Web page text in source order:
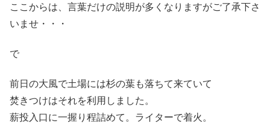
ここからは、言葉だけの説明が多くなりますがご了承下さ
いませ・・・
で
前日の大風で土場には杉の葉も落ちて来ていて
焚きつけはそれを利用しました。
薪投入口に一握り程詰めて。ライターで着火。